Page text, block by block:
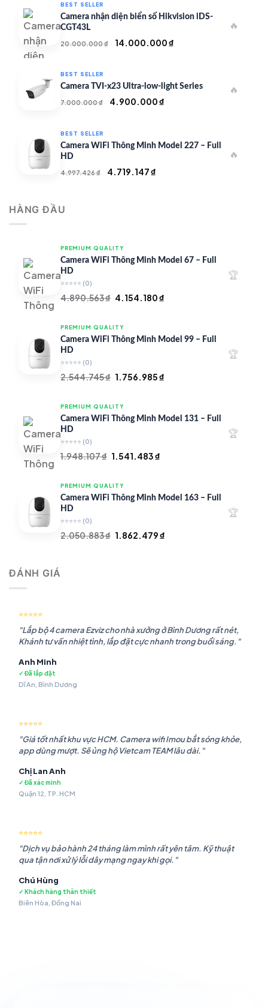
50.000.000 ₫.là:
35.000.000 ₫.
BEST SELLER
Camera nhận diện biển số Hikvision iDS-
CGT43L
20.000.000₫
Giá
20.000.000 ₫.
14.000.000₫
là:
14.000.000 ₫.
🔥
BEST SELLER
Camera TVI-x23 Ultra-low-light Series
7.000.000₫
Giá
7.000.000 ₫.
4.900.000₫
là:
🔥
BEST SELLER
Camera WiFi Thông Minh Model 227 – Full
HD
4.997.426₫
Giá
4.719.147₫
🔥
HÀNG ĐẦU
PREMIUM QUALITY
Camera WiFi Thông Minh Model 67 – Full
HD
⭐⭐⭐⭐⭐ (0)
4.890.563₫ Giá
là:
4.890.563 ₫.
4.154.180₫
là:
🏆
PREMIUM QUALITY
Camera WiFi Thông Minh Model 99 – Full
HD
⭐⭐⭐⭐⭐ (0)
2.544.745₫ Giá
là:
2.544.745 ₫.
1.756.985₫
là:
🏆
PREMIUM QUALITY
Camera WiFi Thông Minh Model 131 – Full
HD
⭐⭐⭐⭐⭐ (0)
1.948.107₫ Giá
là:
1.948.107 ₫.
1.541.483₫
là:
🏆
PREMIUM QUALITY
Camera WiFi Thông Minh Model 163 – Full
HD
⭐⭐⭐⭐⭐ (0)
2.050.883₫ Giá
1.862.479₫
🏆
ĐÁNH GIÁ
⭐⭐⭐⭐⭐
"Lắp bộ 4 camera Ezviz cho nhà xưởng ở Bình Dương rất nét,
Khánh tư vấn nhiệt tình, lắp đặt cực nhanh trong buổi sáng."
Anh Minh
✓ Đã lắp đặt
Dĩ An, Bình Dương
⭐⭐⭐⭐⭐
"Giá tốt nhất khu vực HCM. Camera wifi Imou bắt sóng khỏe,
app dùng mượt. Sẽ ủng hộ Vietcam TEAM lâu dài."
Chị Lan Anh
✓ Đã xác minh
Quận 12, TP. HCM
⭐⭐⭐⭐⭐
"Dịch vụ bảo hành 24 tháng làm mình rất yên tâm. Kỹ thuật
qua tận nơi xử lý lỗi dây mạng ngay khi gọi."
Chú Hùng
✓ Khách hàng thân thiết
Biên Hòa, Đồng Nai